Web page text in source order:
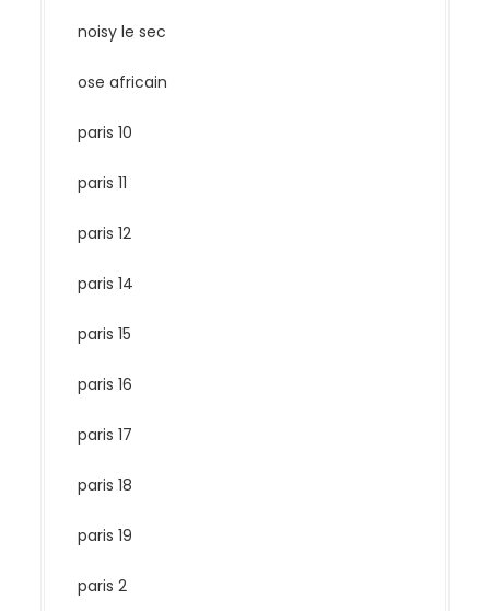
noisy le sec
ose africain
paris 10
paris 11
paris 12
paris 14
paris 15
paris 16
paris 17
paris 18
paris 19
paris 2